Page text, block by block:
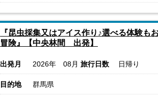
『昆虫採集又はアイス作り♪選べる体験
冒険』【中央林間 出発】
出発月 2026年 08月 旅行日数 日帰り
目的地 群馬県